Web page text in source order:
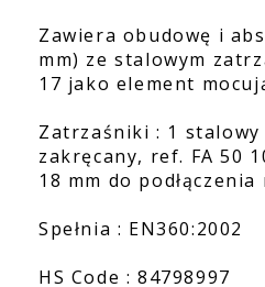
Zawiera obudowę i
mm) ze stalowym
17 jako element
Zatrzaśniki : 1
zakręcany, ref. FA 50
18 mm do
Spełnia : EN360:2002
HS Code : 84798997